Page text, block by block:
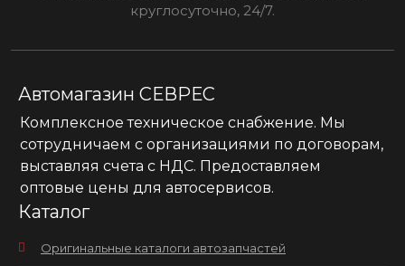
круглосуточно, 24/7.
Автомагазин СЕВРЕС
Комплексное техническое снабжение. Мы
сотрудничаем с организациями по договорам,
выставляя счета с НДС. Предоставляем
оптовые цены для автосервисов.
Каталог
Оригинальные каталоги автозапчастей